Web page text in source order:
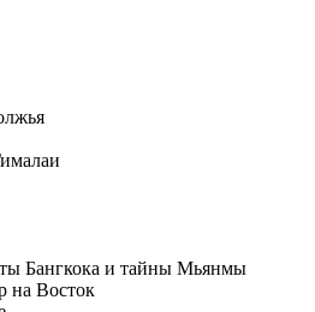
Бангкока и тайны Мьянмы
на Восток